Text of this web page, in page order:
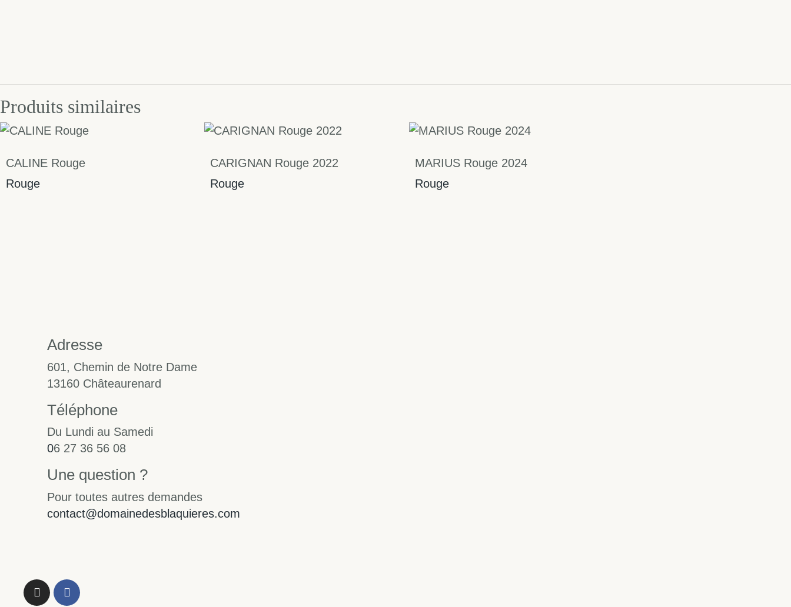
Produits similaires
CALINE Rouge
Rouge
CARIGNAN Rouge 2022
Rouge
MARIUS Rouge 2024
Rouge
Adresse
601, Chemin de Notre Dame
13160 Châteaurenard
Téléphone
Du Lundi au Samedi
06 27 36 56 08
Une question ?
Pour toutes autres demandes
contact@domainedesblaquieres.com